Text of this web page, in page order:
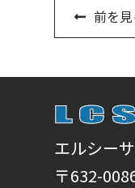
前を見
エルシー
〒632-